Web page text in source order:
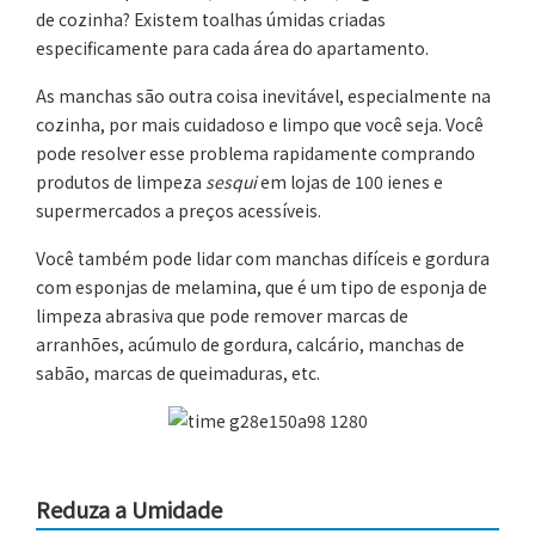
de cozinha? Existem toalhas úmidas criadas
especificamente para cada área do apartamento.
As manchas são outra coisa inevitável, especialmente na
cozinha, por mais cuidadoso e limpo que você seja. Você
pode resolver esse problema rapidamente comprando
produtos de limpeza sesquiem lojas de 100 ienes e
supermercados a preços acessíveis.
Você também pode lidar com manchas difíceis e gordura
com esponjas de melamina, que é um tipo de esponja de
limpeza abrasiva que pode remover marcas de
arranhões, acúmulo de gordura, calcário, manchas de
sabão, marcas de queimaduras, etc.
Reduza a Umidade